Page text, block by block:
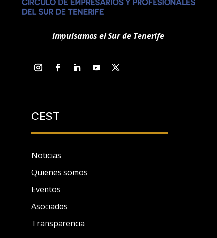
Impulsamos el Sur de Tenerife
CEST
Noticias
Quiénes somos
Eventos
Asociados
Transparencia